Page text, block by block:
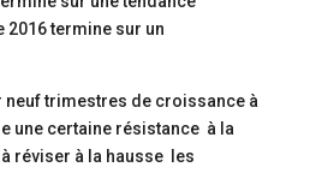
termine sur un
neuf trimestres de croissance à
une certaine résistance à la
réviser à la hausse les